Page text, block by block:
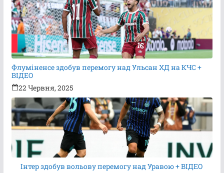
Флуміненсе здобув перемогу над Ульсан ХД на КЧС +
ВІДЕО
22 Червня, 2025
Інтер здобув вольову перемогу над Уравою + ВІДЕО